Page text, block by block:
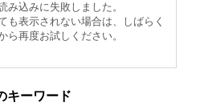
み込みに失敗しました。
も表示されない場合は、しばらく
ら再度お試しください。
キーワード